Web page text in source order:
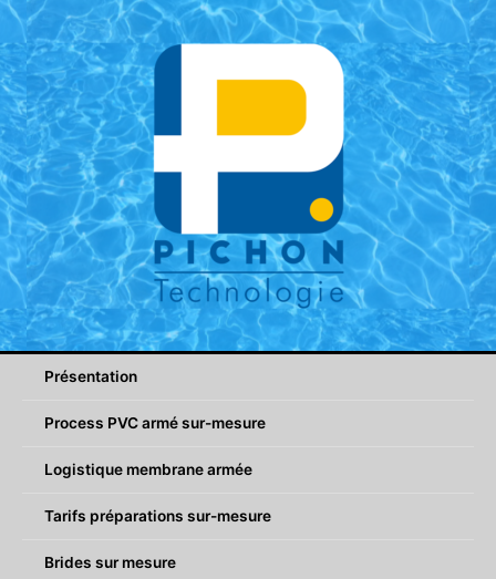
Aller
contenu
Présentation
Process PVC armé sur-mesure
Logistique membrane armée
Tarifs préparations sur-mesure
Brides sur mesure